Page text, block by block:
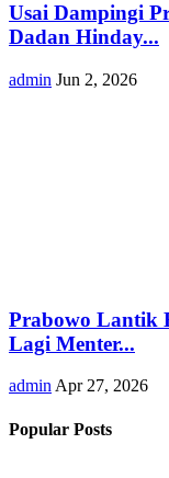
Usai Dampingi
Dadan Hinday...
admin Jun 2, 2026
Prabowo Lantik
Lagi Menter...
adminApr 27, 2026
Popular Posts